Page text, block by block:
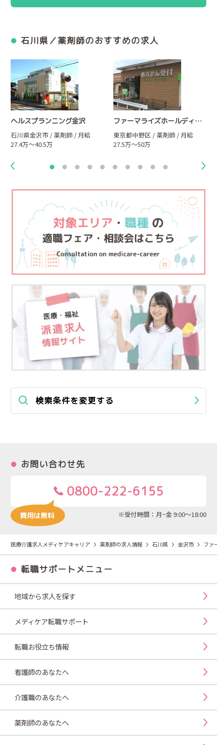
石川県／薬剤師のおすすめの求人
ヘルスプランニング金沢
石川県金沢市 / 薬剤師 / 月給
27.4万～40.5万
ファーマライズホールディングス株式会社
東京都中野区 / 薬剤師 / 月給
27.5万～50万
検索条件を変更する
お問い合わせ先
0800-222-6155
※受付時間：月~金 9:00～18:00
医療介護求人メディケアキャリア 薬剤師の求人情報 石川県 金沢市 ファ
転職サポートメニュー
地域から求人を探す
メディケア転職サポート
転職お役立ち情報
看護師のあなたへ
介護職のあなたへ
薬剤師のあなたへ